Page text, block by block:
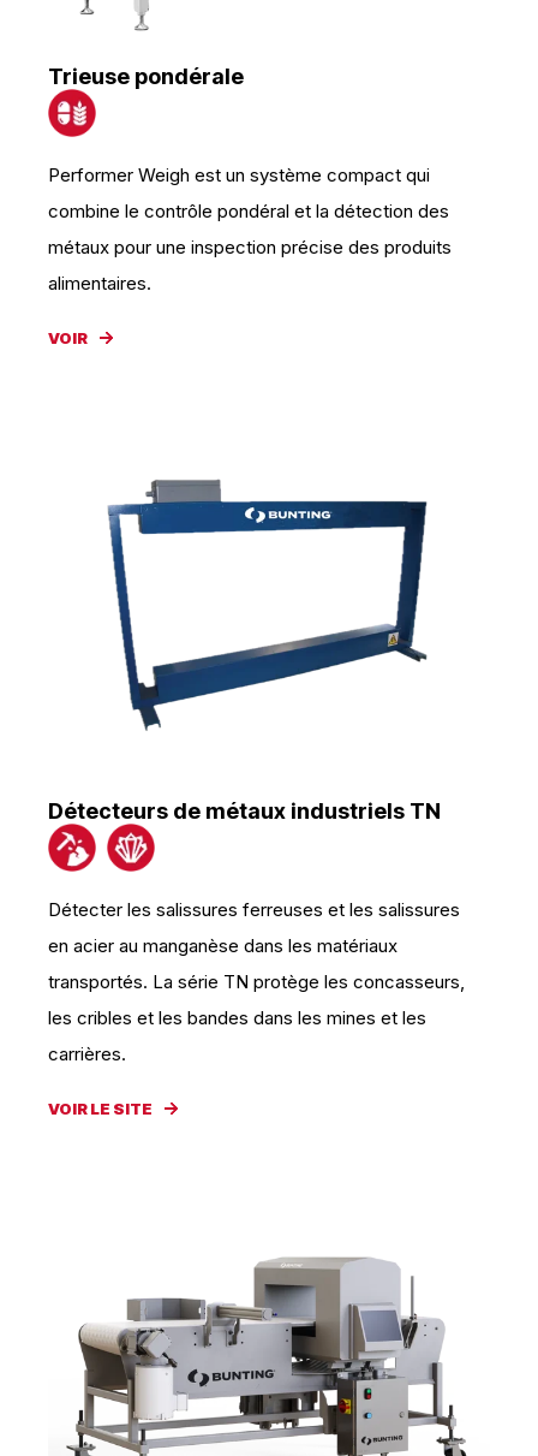
Trieuse pondérale
Performer Weigh est un système compact qui
combine le contrôle pondéral et la détection des
métaux pour une inspection précise des produits
alimentaires.
VOIR
Détecteurs de métaux industriels TN
Détecter les salissures ferreuses et les salissures
en acier au manganèse dans les matériaux
transportés. La série TN protège les concasseurs,
les cribles et les bandes dans les mines et les
carrières.
VOIR LE SITE